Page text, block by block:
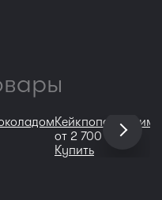
Кейкпопсы
от 2 700
руб
Купить